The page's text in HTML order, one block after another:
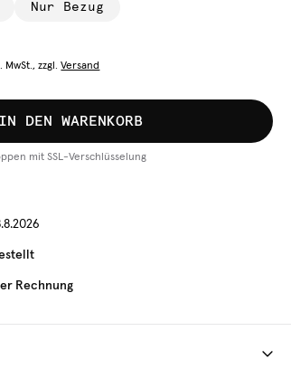
Nur Bezug
MwSt., zzgl. Versand
IN DEN WARENKORB
mit SSL-Verschlüsselung
Rechnung